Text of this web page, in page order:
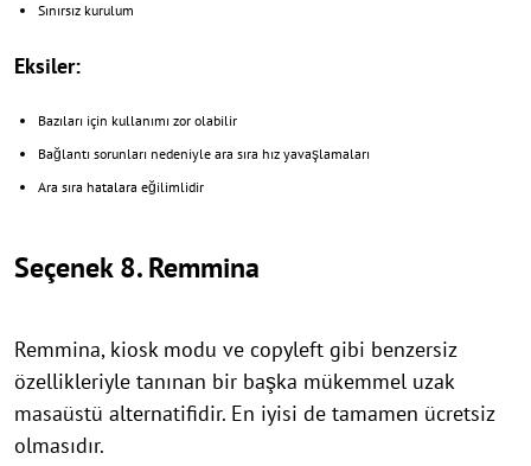
Sınırsız kurulum
Eksiler:
Bazıları için kullanımı zor olabilir
Bağlantı sorunları nedeniyle ara sıra hız yavaşlamaları
Ara sıra hatalara eğilimlidir
Seçenek 8. Remmina
Remmina, kiosk modu ve copyleft gibi benzersiz
özellikleriyle tanınan bir başka mükemmel uzak
masaüstü alternatifidir. En iyisi de tamamen ücretsiz
olmasıdır.